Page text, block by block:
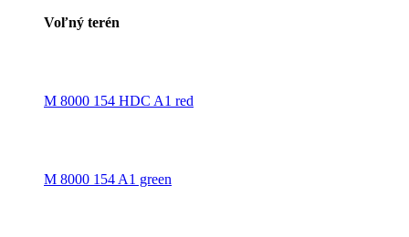
Voľný terén
M 8000 154 HDC A1 red
M 8000 154 A1 green